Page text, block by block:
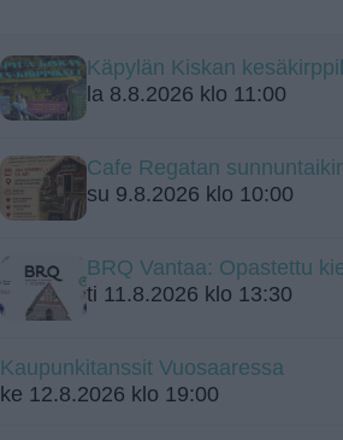
Käpylän Kiskan
la 8.8.2026 klo 11:00
Cafe Regatan
su 9.8.2026 klo 10:00
BRQ Vantaa: Opastettu
ti 11.8.2026 klo 13:30
Kaupunkitanssit Vuosaaressa
ke 12.8.2026 klo 19:00